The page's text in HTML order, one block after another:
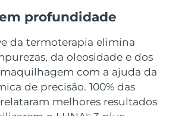
profundidade
da termoterapia elimina
da oleosidade e dos
com a ajuda da
de precisão. 100% das
melhores resultados
TM
Entrega prevista
Entrega prevista08.08.26
Entrega prevista08.08.26
Entrega prevista 08.08.26